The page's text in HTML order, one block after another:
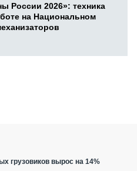
России 2026»: техника
на Национальном
грузовиков вырос на 14%